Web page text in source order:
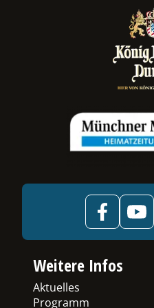
Weitere Infos
Aktuelles
Programm